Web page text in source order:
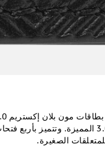
بلان إكستريم 3.0 المميزة.
الصغيرة.